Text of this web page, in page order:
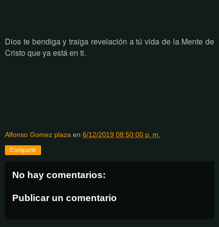
Dios te bendiga y traiga revelación a tú vida de la Mente de
Cristo que ya está en ti.
Alfonso Gomez plaza en 6/12/2019 08:50:00 p. m.
Compartir
No hay comentarios:
Publicar un comentario